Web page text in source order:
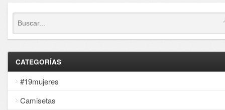
CATEGORÍAS
#19mujeres
Camisetas